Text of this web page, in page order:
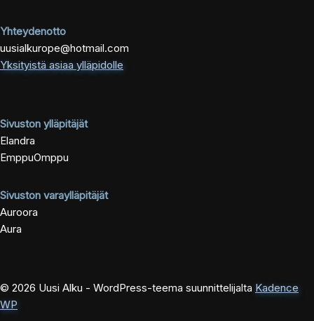
Yhteydenotto
uusialkurope@hotmail.com
Yksityistä asiaa ylläpidolle
Sivuston ylläpitäjät
Elandra
EmppuOmppu
Sivuston varaylläpitäjät
Auroora
Aura
© 2026 Uusi Alku - WordPress-teema suunnittelijalta Kadence
WP